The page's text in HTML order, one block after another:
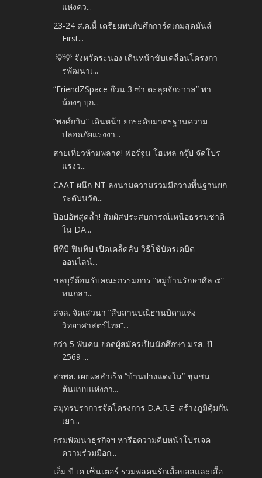
แห่งคว...
23-24 ส.ค.นี้ เตรียมพบกับศึกการ์ดเกมสุดมันส์
First...
💡💡 จังหวัดระนอง เดินหน้าขับเคลื่อนโครงกา
รพัฒนาเ...
“FriendZSpace ก๊วน 3 ซ่า ตะลุยจักรวาล” พา
น้องๆ บุก...
“พงศ์กวิน” เดินหน้า ยกระดับมาตรฐานความ
ปลอดภัยแรงงา...
สายเที่ยวห้ามพลาด! ฟอร์จูน โฮเทล กรุ๊ป จัดโปร
แรงว...
CAAT ผนึก NT ลงนามความร่วมมือวางพื้นฐานยก
ระดับนวัต...
ป๊อปอัพสุดล้ำ! สัมผัสประสบการณ์เหนือธรรมชาติ
ใน DA...
ทีทีบี ฟินทิป เปิดเคล็ดลับ วิธีใช้บัตรเดบิต
ออนไลน์...
ชลบุรีต้อนรับคณะกรรมการ “หมู่บ้านรักษาศีล ๕”
หนกลา...
สจล. จัดเสวนา “สืบสานปณิธานบิดาแห่ง
วิทยาศาสตร์ไทย”...
กว่า 5 พันคน ยอดผู้สมัครเป็นนักศึกษา มรส. ปี
2569 ...
สวพส. เผยผลสำเร็จ “บ้านปางแดงใน” ชุมชน
ต้นแบบแห่งกา...
สมุทรปราการจัดโครงการ D.A.R.E. สร้างภูมิคุ้มกัน
เยา...
กรมพัฒนาธุรกิจฯ หารือความคืบหน้าโปรเจค
ความร่วมมือก...
เอ็ม บี เค เซ็นเตอร์ รวมพลคนรักเสื้อบอลและเสื้อ